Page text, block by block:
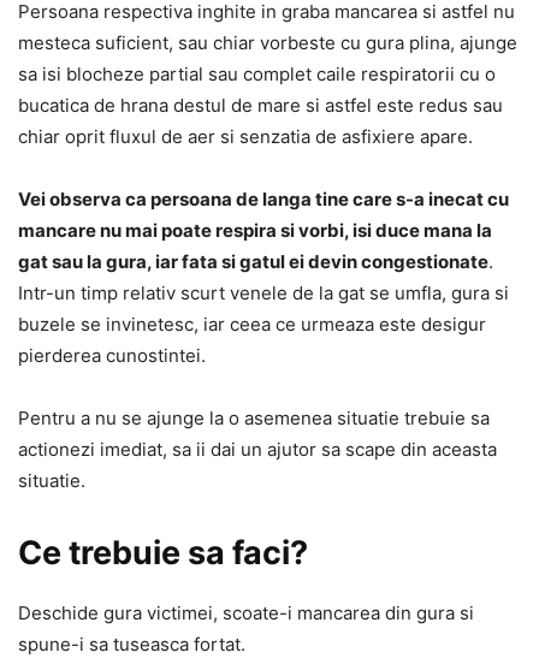
Persoana respectiva inghite in graba mancarea si astfel nu
mesteca suficient, sau chiar vorbeste cu gura plina, ajunge
sa isi blocheze partial sau complet caile respiratorii cu o
bucatica de hrana destul de mare si astfel este redus sau
chiar oprit fluxul de aer si senzatia de asfixiere apare.
Vei observa ca persoana de langa tine care s-a inecat cu
mancare nu mai poate respira si vorbi, isi duce mana la
gat sau la gura, iar fata si gatul ei devin congestionate.
Intr-un timp relativ scurt venele de la gat se umfla, gura si
buzele se invinetesc, iar ceea ce urmeaza este desigur
pierderea cunostintei.
Pentru a nu se ajunge la o asemenea situatie trebuie sa
actionezi imediat, sa ii dai un ajutor sa scape din aceasta
situatie.
Ce trebuie sa faci?
Deschide gura victimei, scoate-i mancarea din gura si
spune-i sa tuseasca fortat.